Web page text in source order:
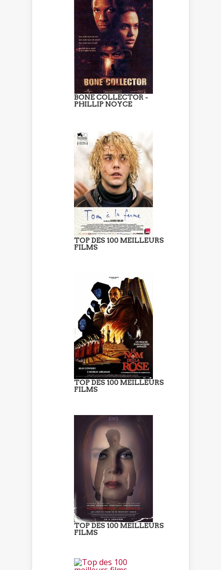
BONE COLLECTOR -
PHILLIP NOYCE
TOP DES 100 MEILLEURS
FILMS
TOP DES 100 MEILLEURS
FILMS
TOP DES 100 MEILLEURS
FILMS